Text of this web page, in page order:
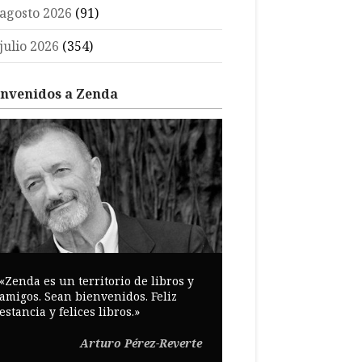
2026 (91)
2026 (354)
a Zenda
es un territorio de libros y
Sean bienvenidos. Feliz
y felices libros.»
Arturo Pérez-Reverte